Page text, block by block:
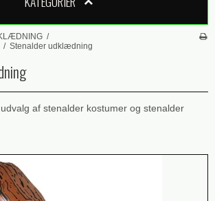
/
/ Stenalder udklædning
af stenalder kostumer og stenalder